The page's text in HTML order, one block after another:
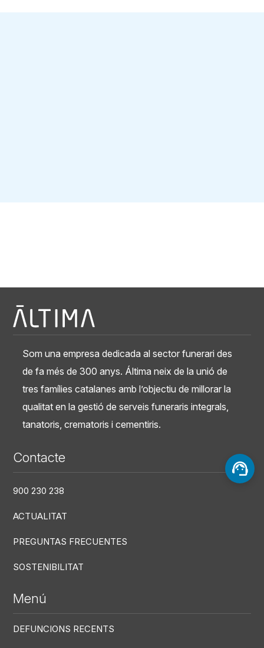
Som una empresa dedicada al sector funerari des
de fa més de 300 anys. Áltima neix de la unió de
tres famílies catalanes amb l’objectiu de millorar la
qualitat en la gestió de serveis funeraris integrals,
tanatoris, crematoris i cementiris.
Contacte
900 230 238
ACTUALITAT
PREGUNTAS FRECUENTES
SOSTENIBILITAT
Menú
DEFUNCIONS RECENTS